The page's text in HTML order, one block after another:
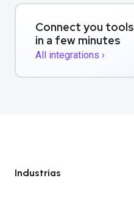
Connect you tools
in a few minutes
All integrations ›
Industrias